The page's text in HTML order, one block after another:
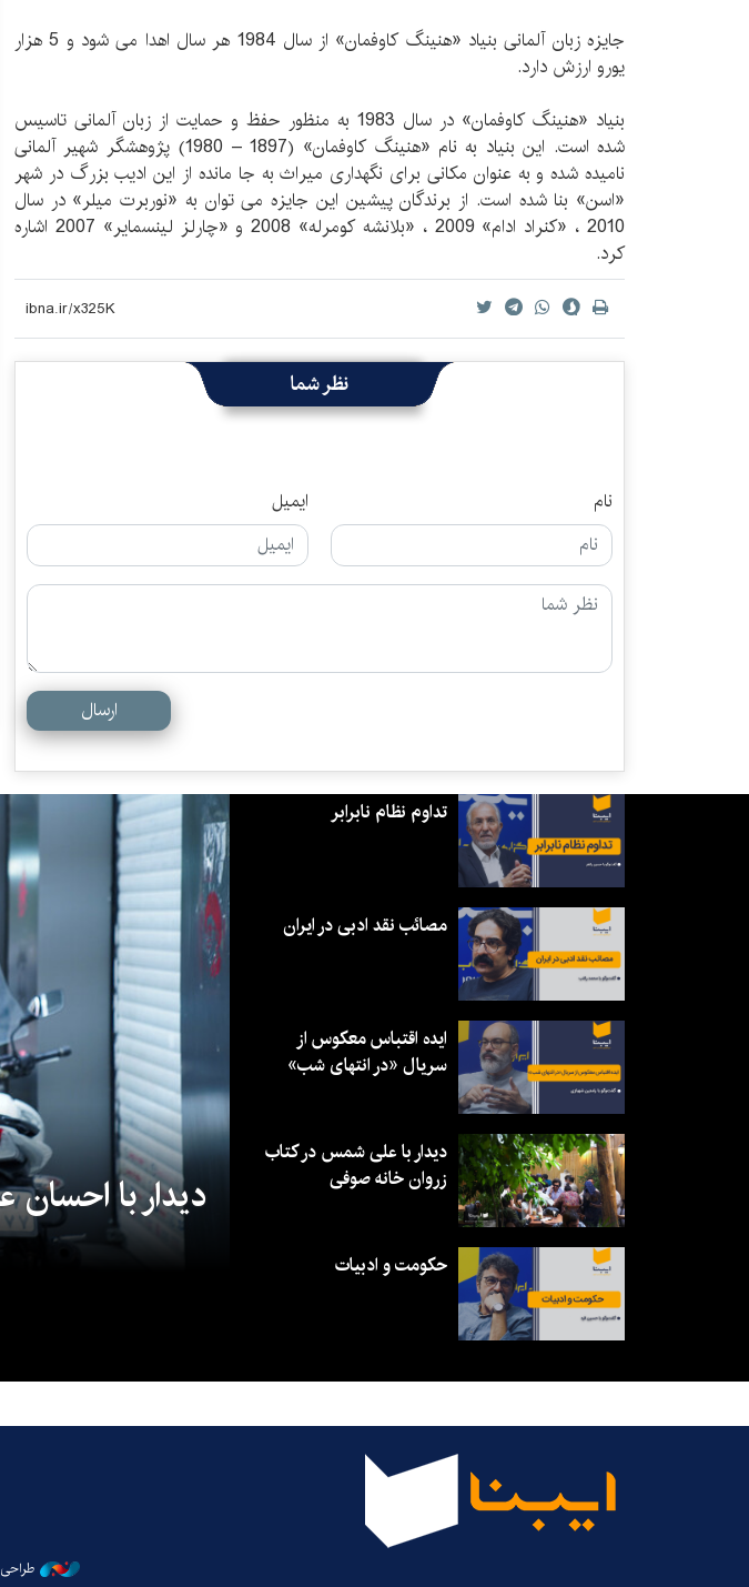
جایزه زبان آلمانی بنیاد «هنینگ کاوفمان» از سال 1984 هر سال اهدا می شود و 5 هزار
یورو ارزش دارد.
بنیاد «هنینگ کاوفمان» در سال 1983 به منظور حفظ و حمایت از زبان آلمانی تاسیس
شده است. این بنیاد به نام «هنینگ کاوفمان» (1897 – 1980) پژوهشگر شهیر آلمانی
نامیده شده و به عنوان مکانی برای نگهداری میراث به جا مانده از این ادیب بزرگ در شهر
«اسن» بنا شده است. از برندگان پیشین این جایزه می توان به «نوربرت میلر» در سال
2010 ، «کنراد ادام» 2009 ، «بلانشه کومرله» 2008 و «چارلز لینسمایر» 2007 اشاره
کرد.
نظر شما
نام ایمیل
ارسال
دیدار با احسان
تداوم نظام نابرابر
مصائب نقد ادبی در ایران
ایده اقتباس معکوس از
سریال «در انتهای شب»
دیدار با علی شمس در کتاب
زروان خانه صوفی
حکومت و ادبیات